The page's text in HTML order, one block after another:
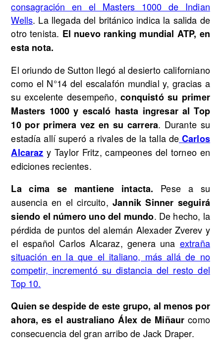
consagración en el Masters 1000 de Indian
Wells. La llegada del británico indica la salida de
otro tenista. El nuevo ranking mundial ATP, en
esta nota.
El oriundo de Sutton llegó al desierto californiano
como el N°14 del escalafón mundial y, gracias a
su excelente desempeño,conquistó su primer
Masters 1000 y escaló hasta ingresar al Top
10 por primera vez en su carrera. Durante su
estadía allí superó a rivales de la talla de Carlos
Alcaraz y Taylor Fritz, campeones del torneo en
ediciones recientes.
La cima se mantiene intacta. Pese a su
ausencia en el circuito,Jannik Sinner seguirá
siendo el número uno del mundo. De hecho, la
pérdida de puntos del alemán Alexader Zverev y
el español Carlos Alcaraz, genera una extraña
situación en la que el italiano, más allá de no
competir, incrementó su distancia del resto del
Top 10.
Quien se despide de este grupo, al menos por
ahora, es el australiano Álex de Miñaur como
consecuencia del gran arribo de Jack Draper.